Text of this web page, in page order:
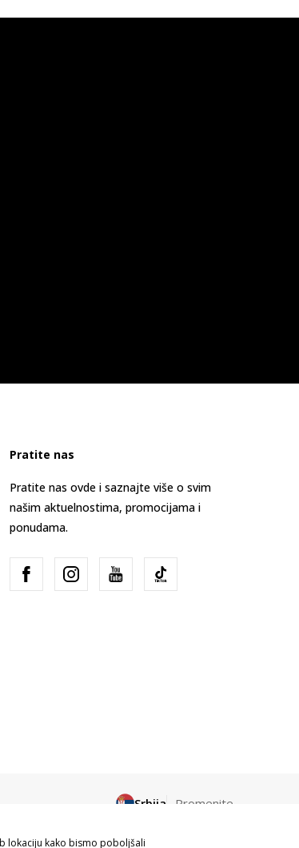
Pratite nas
Pratite nas ovde i saznajte više o svim
našim aktuelnostima, promocijama i
ponudama.
Srbija Promenite
lokaciju kako bismo poboljšali